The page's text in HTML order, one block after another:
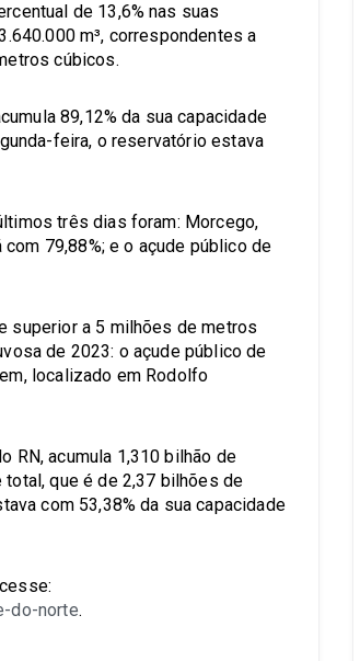
de 13,6% nas suas
m³, correspondentes a
cúbicos.
89,12% da sua capacidade
feira, o reservatório estava
três dias foram: Morcego,
79,88%; e o açude público de
superior a 5 milhões de metros
de 2023: o açude público de
localizado em Rodolfo
RN, acumula 1,310 bilhão de
total, que é de 2,37 bilhões de
com 53,38% da sua capacidade
do-norte.